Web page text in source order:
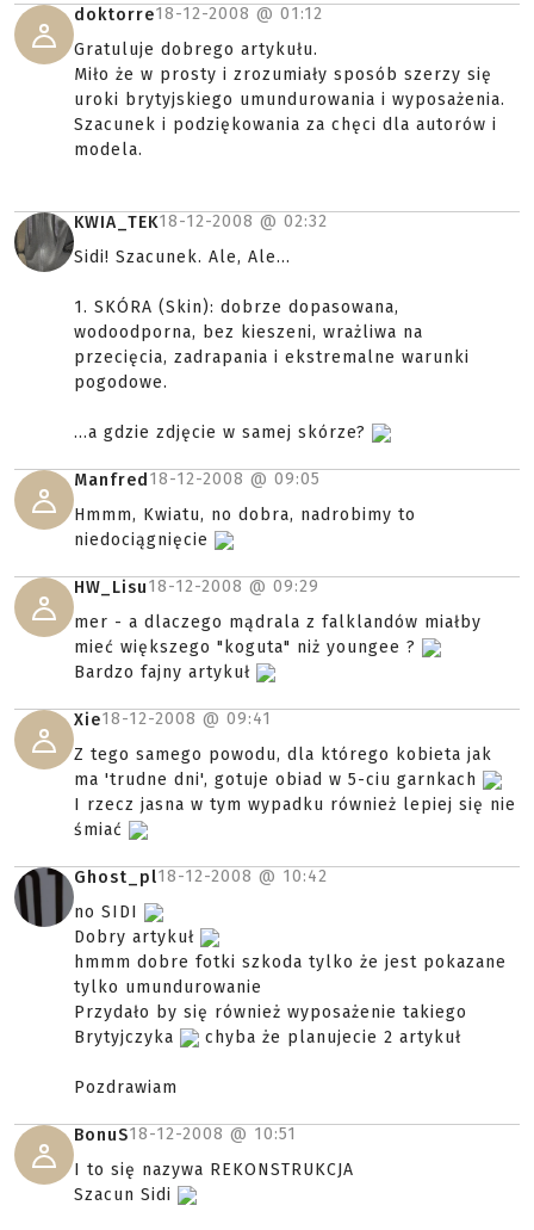
doktorre18-12-2008 @ 01:12
Gratuluje dobrego artykułu.
Miło że w prosty i zrozumiały sposób szerzy się
uroki brytyjskiego umundurowania i wyposażenia.
Szacunek i podziękowania za chęci dla autorów i
modela.
KWIA_TEK18-12-2008 @ 02:32
Sidi! Szacunek. Ale, Ale...
1. SKÓRA (Skin): dobrze dopasowana,
wodoodporna, bez kieszeni, wrażliwa na
przecięcia, zadrapania i ekstremalne warunki
pogodowe.
...a gdzie zdjęcie w samej skórze?
Manfred 18-12-2008 @ 09:05
Hmmm, Kwiatu, no dobra, nadrobimy to
niedociągnięcie
HW_Lisu18-12-2008 @ 09:29
mer - a dlaczego mądrala z falklandów miałby
mieć większego "koguta" niż youngee ?
Bardzo fajny artykuł
Xie18-12-2008 @ 09:41
Z tego samego powodu, dla którego kobieta jak
ma 'trudne dni', gotuje obiad w 5-ciu garnkach
I rzecz jasna w tym wypadku również lepiej się nie
śmiać
Ghost_pl18-12-2008 @ 10:42
no SIDI
Dobry artykuł
hmmm dobre fotki szkoda tylko że jest pokazane
tylko umundurowanie
Przydało by się również wyposażenie takiego
Brytyjczyka
chyba że planujecie 2 artykuł
Pozdrawiam
BonuS18-12-2008 @ 10:51
I to się nazywa REKONSTRUKCJA
Szacun Sidi